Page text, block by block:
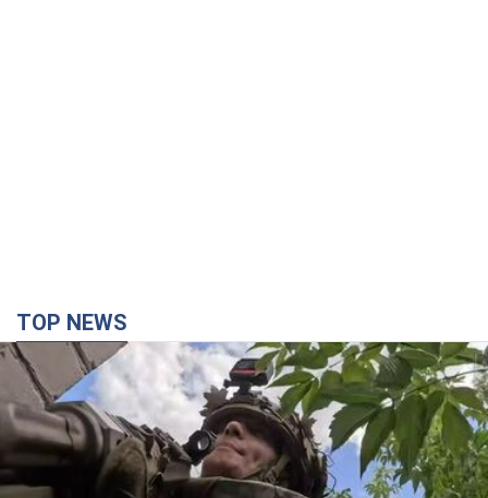
Третій армійський корпус створює для
російських окупантів на Лиманському напрямку
критичний дискомфорт: як це вдалося
Це зараз переростає у кризу для всього угруповання